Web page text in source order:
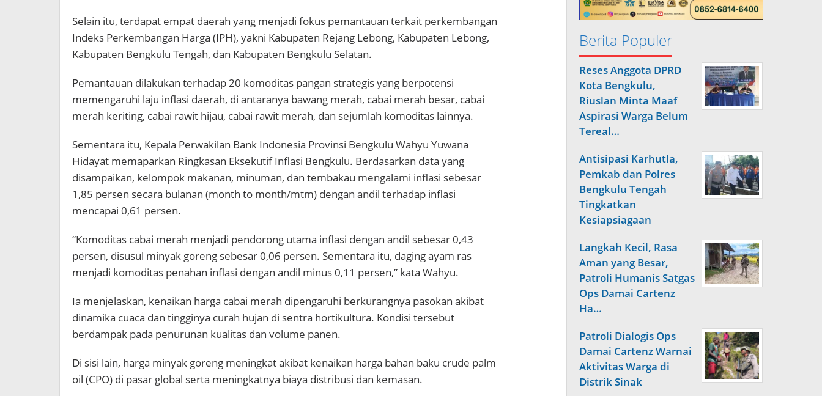
Selain itu, terdapat empat daerah yang menjadi fokus pemantauan terkait perkembangan
Indeks Perkembangan Harga (IPH), yakni Kabupaten Rejang Lebong, Kabupaten Lebong,
Kabupaten Bengkulu Tengah, dan Kabupaten Bengkulu Selatan.
Pemantauan dilakukan terhadap 20 komoditas pangan strategis yang berpotensi
memengaruhi laju inflasi daerah, di antaranya bawang merah, cabai merah besar, cabai
merah keriting, cabai rawit hijau, cabai rawit merah, dan sejumlah komoditas lainnya.
Sementara itu, Kepala Perwakilan Bank Indonesia Provinsi Bengkulu Wahyu Yuwana
Hidayat memaparkan Ringkasan Eksekutif Inflasi Bengkulu. Berdasarkan data yang
disampaikan, kelompok makanan, minuman, dan tembakau mengalami inflasi sebesar
1,85 persen secara bulanan (month to month/mtm) dengan andil terhadap inflasi
mencapai 0,61 persen.
“Komoditas cabai merah menjadi pendorong utama inflasi dengan andil sebesar 0,43
persen, disusul minyak goreng sebesar 0,06 persen. Sementara itu, daging ayam ras
menjadi komoditas penahan inflasi dengan andil minus 0,11 persen,” kata Wahyu.
Ia menjelaskan, kenaikan harga cabai merah dipengaruhi berkurangnya pasokan akibat
dinamika cuaca dan tingginya curah hujan di sentra hortikultura. Kondisi tersebut
berdampak pada penurunan kualitas dan volume panen.
Di sisi lain, harga minyak goreng meningkat akibat kenaikan harga bahan baku crude palm
oil (CPO) di pasar global serta meningkatnya biaya distribusi dan kemasan.
Berita Populer
Reses Anggota DPRD
Kota Bengkulu,
Riuslan Minta Maaf
Aspirasi Warga Belum
Tereal…
Antisipasi Karhutla,
Pemkab dan Polres
Bengkulu Tengah
Tingkatkan
Kesiapsiagaan
Langkah Kecil, Rasa
Aman yang Besar,
Patroli Humanis Satgas
Ops Damai Cartenz
Ha…
Patroli Dialogis Ops
Damai Cartenz Warnai
Aktivitas Warga di
Distrik Sinak